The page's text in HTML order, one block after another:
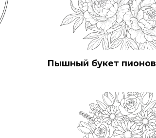
Пышный букет пионов